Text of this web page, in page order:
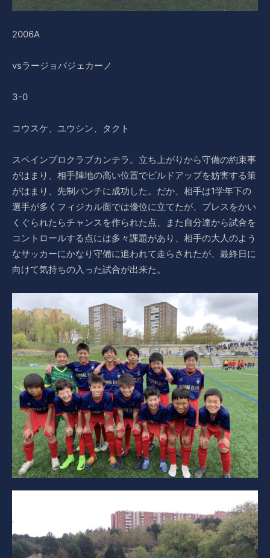
2006A
vsラージョバジェカーノ
3-0
コウスケ、ユウシン、タクト
スペインプロクラブカンテラ。立ち上がりから守備の約束事
がはまり、相手陣地の高い位置でビルドアップを妨害する策
がはまり、先制パンチに成功した。だか、相手は1学年下の
選手が多くフィジカル面では優位に立てたが、プレスをかい
くぐられたらチャンスを作られた点、また自分達から試合を
コントロールする点には多々課題があり、相手の大人のよう
なサッカーにかなり守備に追われて走らされたが、最終日に
向けて気持ちの入った試合が出来た。